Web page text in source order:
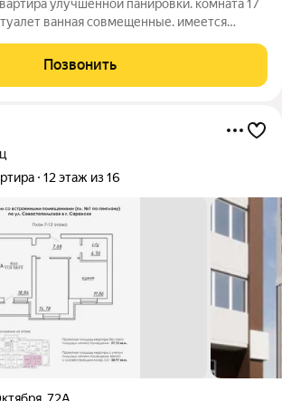
улучшенной панировки. комната 17
ванная совмещенные. имеется
кухня и коридор: на полу плитка,
Позвонить
12 этаж из 16